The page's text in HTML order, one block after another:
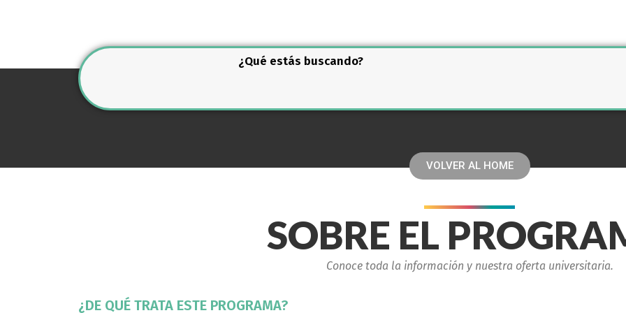
¿Qué estás buscando?
VOLVER AL HOME
SOBRE EL
Conoce toda la información y nuestra oferta universitaria.
¿DE QUÉ TRATA ESTE PROGRAMA?